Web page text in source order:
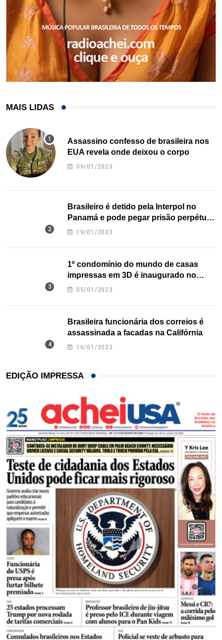
MAIS LIDAS
Assassino confesso de brasileira nos
EUA revela onde deixou o corpo
09/01/2023
Brasileiro é detido pela Interpol no
Panamá e pode pegar prisão perpétua
nos EUA
19/01/2023
1º condomínio do mundo de casas
impressas em 3D é inaugurado no
Texas
05/01/2023
Brasileira funcionária dos correios é
assassinada a facadas na Califórnia
16/01/2023
EDIÇÃO IMPRESSA